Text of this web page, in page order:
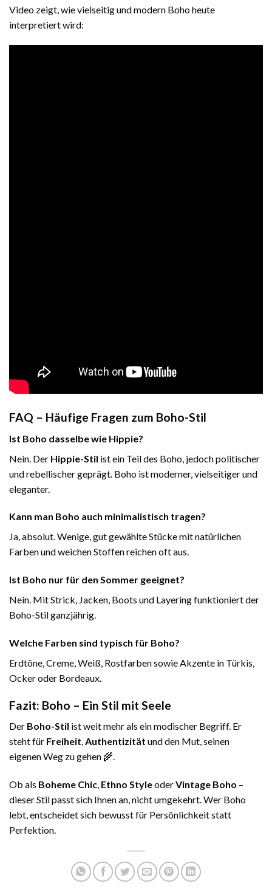
Video zeigt, wie vielseitig und modern Boho heute
interpretiert wird:
FAQ – Häufige Fragen zum Boho-Stil
Ist Boho dasselbe wie Hippie?
Nein. Der Hippie-Stil ist ein Teil des Boho, jedoch politischer
und rebellischer geprägt. Boho ist moderner, vielseitiger und
eleganter.
Kann man Boho auch minimalistisch tragen?
Ja, absolut. Wenige, gut gewählte Stücke mit natürlichen
Farben und weichen Stoffen reichen oft aus.
Ist Boho nur für den Sommer geeignet?
Nein. Mit Strick, Jacken, Boots und Layering funktioniert der
Boho-Stil ganzjährig.
Welche Farben sind typisch für Boho?
Erdtöne, Creme, Weiß, Rostfarben sowie Akzente in Türkis,
Ocker oder Bordeaux.
Fazit: Boho – Ein Stil mit Seele
Der Boho-Stil ist weit mehr als ein modischer Begriff. Er
steht für Freiheit,Authentizität und den Mut, seinen
eigenen Weg zu gehen 🌾.
Ob als Boheme Chic, Ethno StyleoderVintage Boho –
dieser Stil passt sich Ihnen an, nicht umgekehrt. Wer Boho
lebt, entscheidet sich bewusst für Persönlichkeit statt
Perfektion.